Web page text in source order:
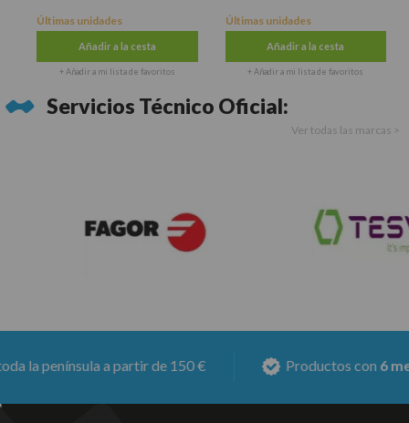
Últimas unidades
Añadir a la cesta
+ Añadir a mi lista de favoritos
Últimas unidades
Añadir a la cesta
+ Añadir a mi lista de favoritos
Servicios Técnico Oficial:
Ver todas las marcas >
península a partir de 150 € Productos con6 meses